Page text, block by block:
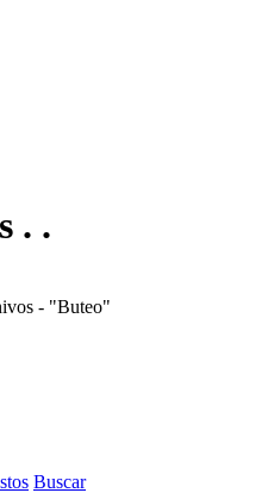
. .
- "Buteo"
Buscar